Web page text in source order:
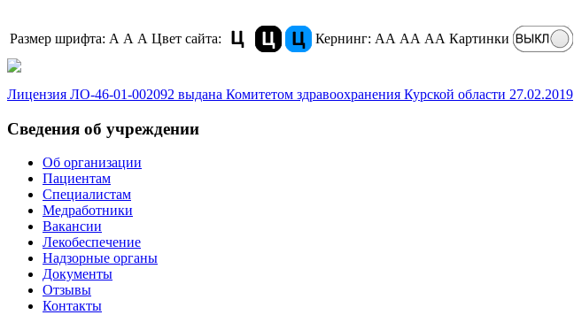
Размер шрифта: A A A Цвет сайта: Кернинг: АА АА АА Картинки
Лицензия ЛО-46-01-002092 выдана Комитетом здравоохранения Курской области 27.02.2019
Сведения об учреждении
Об организации
Пациентам
Специалистам
Медработники
Вакансии
Лекобеспечение
Надзорные органы
Документы
Отзывы
Контакты